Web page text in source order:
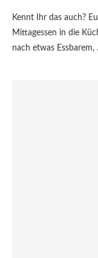
Kennt Ihr das auch?
Mittagessen in die
nach etwas Essbarem,